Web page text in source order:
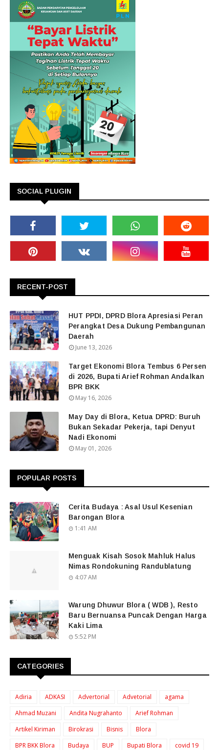
SOCIAL PLUGIN
RECENT-POST
HUT PPDI, DPRD Blora Apresiasi Peran
Perangkat Desa Dukung Pembangunan
Daerah
June 13, 2026
Target Ekonomi Blora Tembus 6 Persen
di 2026, Bupati Arief Rohman Andalkan
BPR BKK
May 16, 2026
May Day di Blora, Ketua DPRD: Buruh
Bukan Sekadar Pekerja, tapi Denyut
Nadi Ekonomi
May 01, 2026
POPULAR POSTS
Cerita Budaya : Asal Usul Kesenian
Barongan Blora
1:41 AM
Menguak Kisah Sosok Mahluk Halus
Nimas Rondokuning Randublatung
4:07 AM
Warung Dhuwur Blora ( WDB ), Resto
Baru Bernuansa Puncak Dengan Harga
Kaki Lima
5:52 PM
CATEGORIES
Adiria ADKASI Advertorial Advetorial
agama
Ahmad Muzani
Andita Nugrahanto
Arief Rohman
Artikel Kiriman
Birokrasi Bisnis
Blora
BPR BKK Blora
Budaya BUP Bupati Blora
covid 19